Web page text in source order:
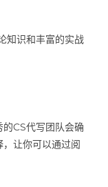
知识和丰富的实战
CS代写团队会确
让你可以通过阅